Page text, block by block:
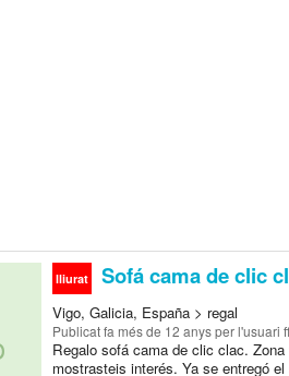
lliurat Sofá cama de clic
Vigo, Galicia, España > regal
Publicatfa més de 12 anysper l'usuari
Regalo sofá cama de clic clac.
mostrasteis interés. Ya se entregó